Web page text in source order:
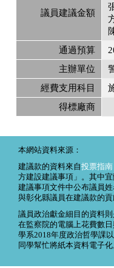
議員建議金額
通過預算
主辦單位
經費支用科目
得標廠商
本網站資料來源：
建議款的資料來自投票指南
方建設建議事項」。其中
建議事項文件中公布議員
與彰化縣議員在建議款的貢
議員政治獻金細目的資料
在監察院的電腦上花費數
學系2018年度政治哲學課
同學幫忙將紙本資料電子化